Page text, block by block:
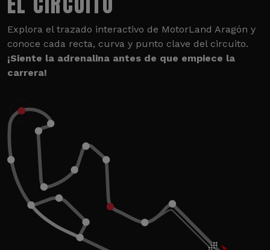
Explora el trazado interactivo de MotorLand Aragón y
conoce cada recta, curva y punto clave del circuito.
¡Siente la adrenalina antes de que empiece la
carrera!